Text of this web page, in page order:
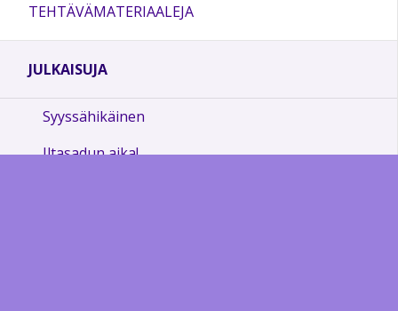
TEHTÄVÄMATERIAALEJA
JULKAISUJA
Syyssähikäinen
Iltasadun aika!